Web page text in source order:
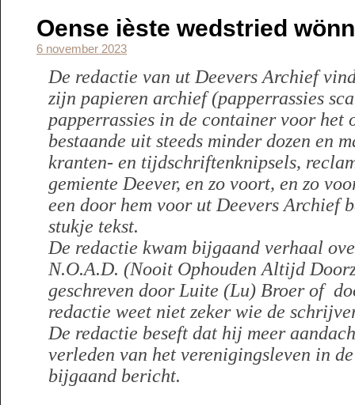
Oense ièste wedstried
6 november 2023
De redactie van ut Deevers Archief
zijn papieren archief (papperrassies
papperrassies in de container voor het
bestaande uit steeds minder dozen en
kranten- en tijdschriftenknipsels,
gemiente Deever, en zo voort, en zo
een door hem voor ut Deevers Archief
stukje tekst.
De redactie kwam bijgaand verhaal
N.O.A.D. (Nooit Ophouden Altijd
geschreven door Luite (Lu) Broer of
redactie weet niet zeker wie de
De redactie beseft dat hij meer
verleden van het verenigingsleven in
bijgaand bericht.